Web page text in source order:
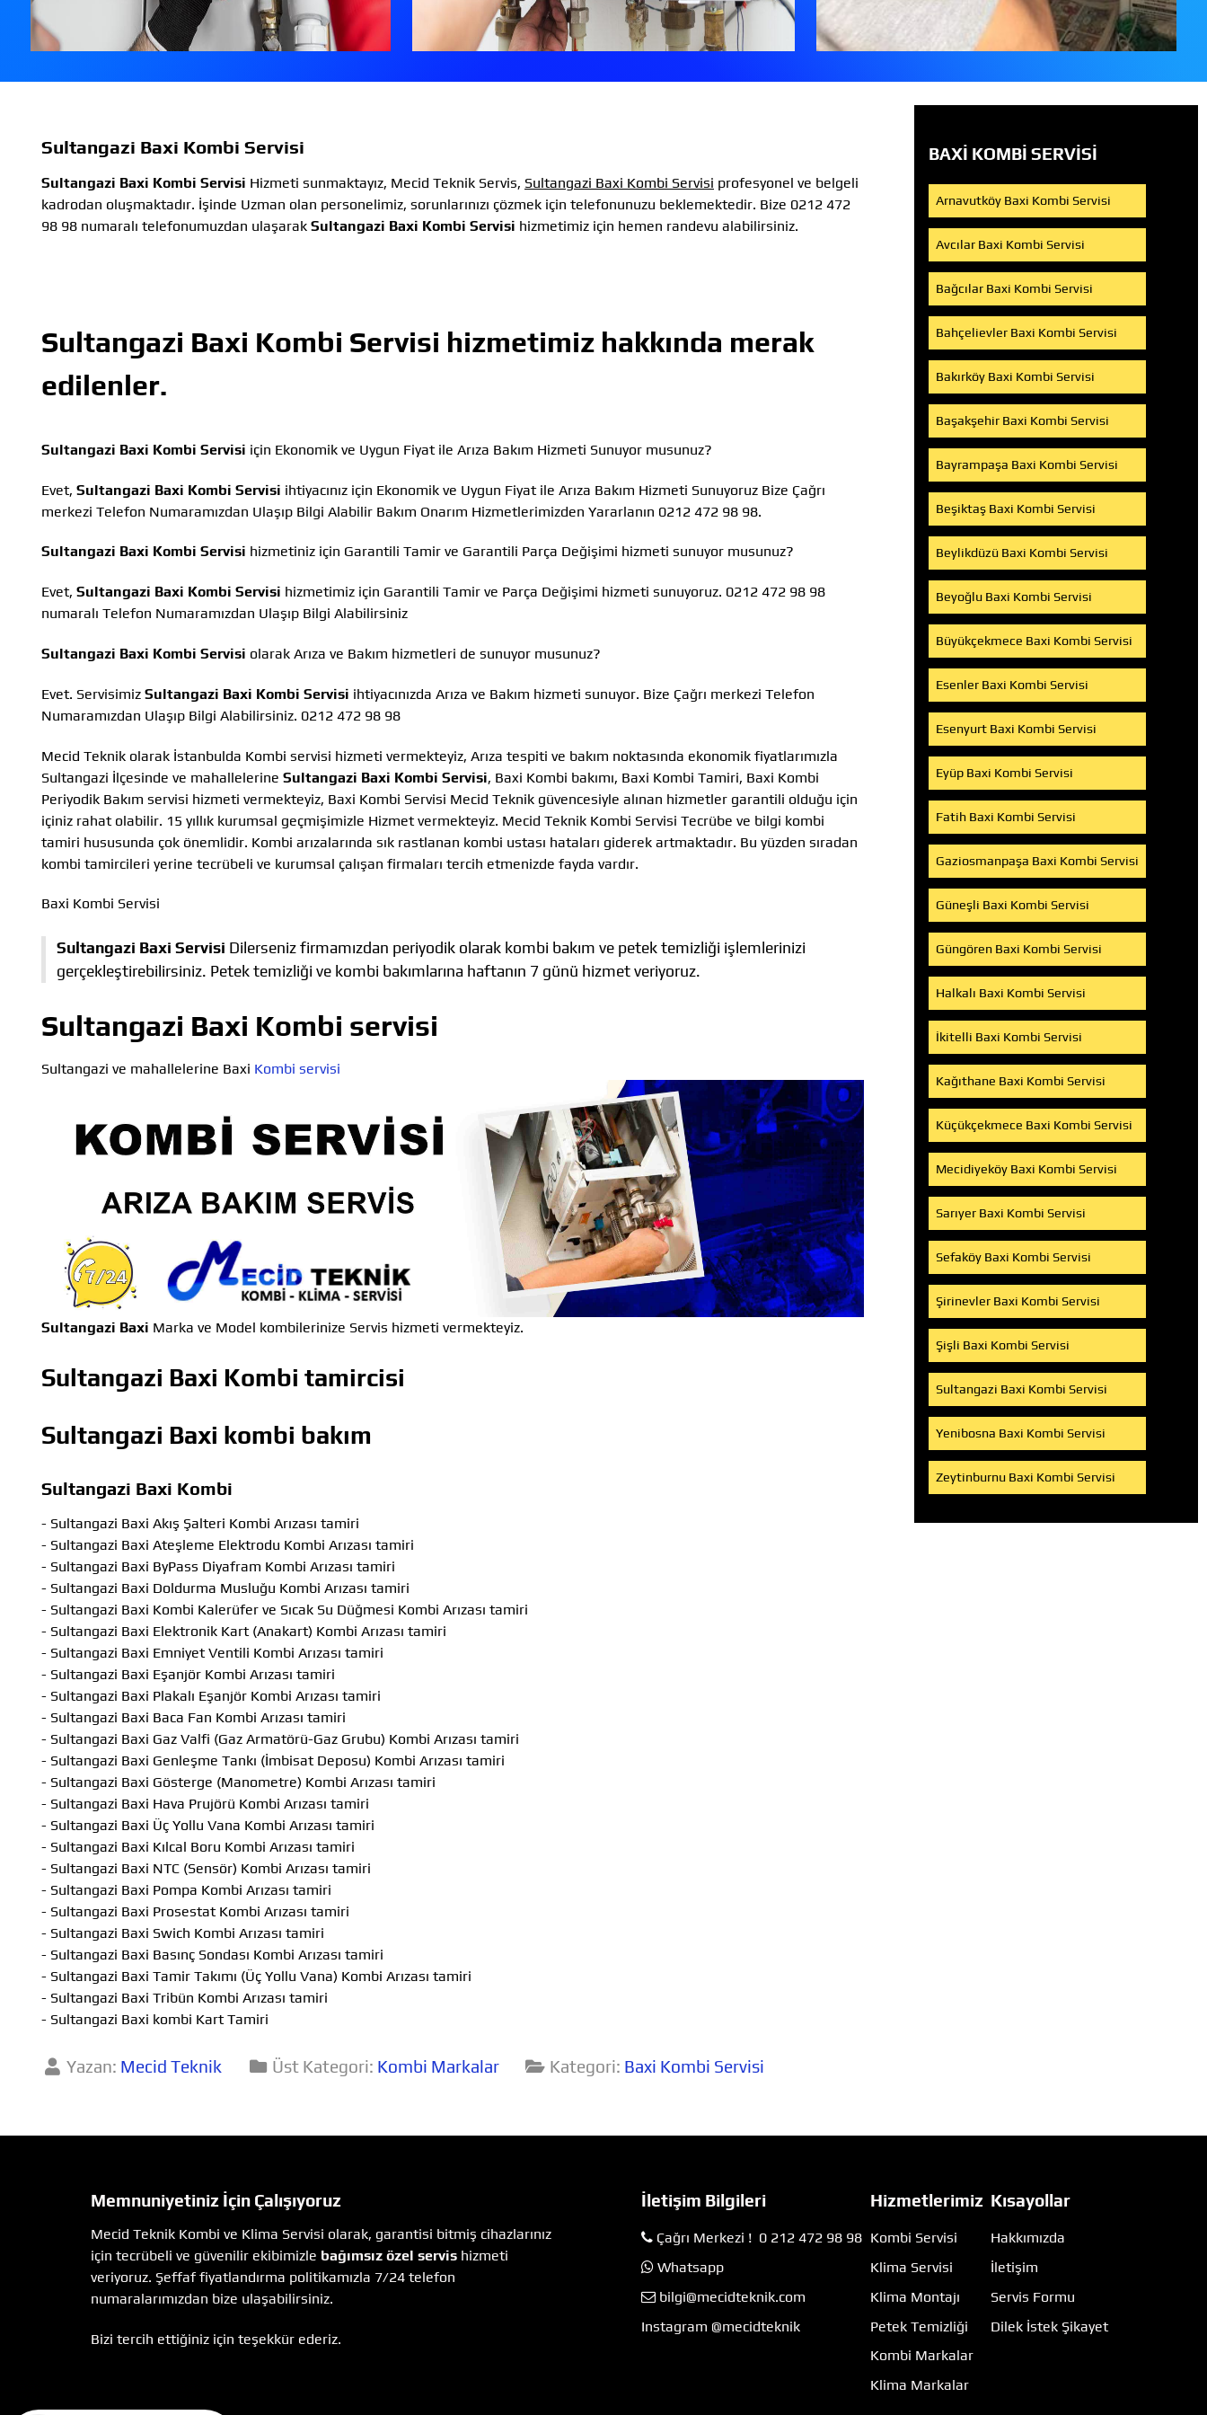
Sultangazi Baxi Kombi Servisi
Sultangazi Baxi Kombi Servisi Hizmeti sunmaktayız, Mecid Teknik Servis, Sultangazi Baxi Kombi Servisi profesyonel ve belgeli
kadrodan oluşmaktadır. İşinde Uzman olan personelimiz, sorunlarınızı çözmek için telefonunuzu beklemektedir. Bize 0212 472
98 98 numaralı telefonumuzdan ulaşarak Sultangazi Baxi Kombi Servisi hizmetimiz için hemen randevu alabilirsiniz.
Sultangazi Baxi Kombi Servisi hizmetimiz hakkında merak
edilenler.
Sultangazi Baxi Kombi Servisi için Ekonomik ve Uygun Fiyat ile Arıza Bakım Hizmeti Sunuyor musunuz?
Evet, Sultangazi Baxi Kombi Servisi ihtiyacınız için Ekonomik ve Uygun Fiyat ile Arıza Bakım Hizmeti Sunuyoruz Bize Çağrı
merkezi Telefon Numaramızdan Ulaşıp Bilgi Alabilir Bakım Onarım Hizmetlerimizden Yararlanın 0212 472 98 98.
Sultangazi Baxi Kombi Servisi hizmetiniz için Garantili Tamir ve Garantili Parça Değişimi hizmeti sunuyor musunuz?
Evet, Sultangazi Baxi Kombi Servisi hizmetimiz için Garantili Tamir ve Parça Değişimi hizmeti sunuyoruz. 0212 472 98 98
numaralı Telefon Numaramızdan Ulaşıp Bilgi Alabilirsiniz
Sultangazi Baxi Kombi Servisi olarak Arıza ve Bakım hizmetleri de sunuyor musunuz?
Evet. Servisimiz Sultangazi Baxi Kombi Servisi ihtiyacınızda Arıza ve Bakım hizmeti sunuyor. Bize Çağrı merkezi Telefon
Numaramızdan Ulaşıp Bilgi Alabilirsiniz. 0212 472 98 98
Mecid Teknik olarak İstanbulda Kombi servisi hizmeti vermekteyiz, Arıza tespiti ve bakım noktasında ekonomik fiyatlarımızla
Sultangazi İlçesinde ve mahallelerine Sultangazi Baxi Kombi Servisi, Baxi Kombi bakımı, Baxi Kombi Tamiri, Baxi Kombi
Periyodik Bakım servisi hizmeti vermekteyiz, Baxi Kombi Servisi Mecid Teknik güvencesiyle alınan hizmetler garantili olduğu için
içiniz rahat olabilir. 15 yıllık kurumsal geçmişimizle Hizmet vermekteyiz. Mecid Teknik Kombi Servisi Tecrübe ve bilgi kombi
tamiri hususunda çok önemlidir. Kombi arızalarında sık rastlanan kombi ustası hataları giderek artmaktadır. Bu yüzden sıradan
kombi tamircileri yerine tecrübeli ve kurumsal çalışan firmaları tercih etmenizde fayda vardır.
Baxi Kombi Servisi
Sultangazi Baxi Servisi Dilerseniz firmamızdan periyodik olarak kombi bakım ve petek temizliği işlemlerinizi
gerçekleştirebilirsiniz. Petek temizliği ve kombi bakımlarına haftanın 7 günü hizmet veriyoruz.
Sultangazi Baxi Kombi servisi
Sultangazi ve mahallelerine Baxi Kombi servisi
Sultangazi Baxi Marka ve Model kombilerinize Servis hizmeti vermekteyiz.
Sultangazi Baxi Kombi tamircisi
Sultangazi Baxi kombi bakım
Sultangazi Baxi Kombi
- Sultangazi Baxi Akış Şalteri Kombi Arızası tamiri
- Sultangazi Baxi Ateşleme Elektrodu Kombi Arızası tamiri
- Sultangazi Baxi ByPass Diyafram Kombi Arızası tamiri
- Sultangazi Baxi Doldurma Musluğu Kombi Arızası tamiri
- Sultangazi Baxi Kombi Kalerüfer ve Sıcak Su Düğmesi Kombi Arızası tamiri
- Sultangazi Baxi Elektronik Kart (Anakart) Kombi Arızası tamiri
- Sultangazi Baxi Emniyet Ventili Kombi Arızası tamiri
- Sultangazi Baxi Eşanjör Kombi Arızası tamiri
- Sultangazi Baxi Plakalı Eşanjör Kombi Arızası tamiri
- Sultangazi Baxi Baca Fan Kombi Arızası tamiri
- Sultangazi Baxi Gaz Valfi (Gaz Armatörü-Gaz Grubu) Kombi Arızası tamiri
- Sultangazi Baxi Genleşme Tankı (İmbisat Deposu) Kombi Arızası tamiri
- Sultangazi Baxi Gösterge (Manometre) Kombi Arızası tamiri
- Sultangazi Baxi Hava Prujörü Kombi Arızası tamiri
- Sultangazi Baxi Üç Yollu Vana Kombi Arızası tamiri
- Sultangazi Baxi Kılcal Boru Kombi Arızası tamiri
- Sultangazi Baxi NTC (Sensör) Kombi Arızası tamiri
- Sultangazi Baxi Pompa Kombi Arızası tamiri
- Sultangazi Baxi Prosestat Kombi Arızası tamiri
- Sultangazi Baxi Swich Kombi Arızası tamiri
- Sultangazi Baxi Basınç Sondası Kombi Arızası tamiri
- Sultangazi Baxi Tamir Takımı (Üç Yollu Vana) Kombi Arızası tamiri
- Sultangazi Baxi Tribün Kombi Arızası tamiri
- Sultangazi Baxi kombi Kart Tamiri
Yazan: Mecid Teknik Üst Kategori: Kombi Markalar Kategori: Baxi Kombi Servisi
BAXI KOMBI SERVISI
Arnavutköy Baxi Kombi Servisi
Avcılar Baxi Kombi Servisi
Bağcılar Baxi Kombi Servisi
Bahçelievler Baxi Kombi Servisi
Bakırköy Baxi Kombi Servisi
Başakşehir Baxi Kombi Servisi
Bayrampaşa Baxi Kombi Servisi
Beşiktaş Baxi Kombi Servisi
Beylikdüzü Baxi Kombi Servisi
Beyoğlu Baxi Kombi Servisi
Büyükçekmece Baxi Kombi Servisi
Esenler Baxi Kombi Servisi
Esenyurt Baxi Kombi Servisi
Eyüp Baxi Kombi Servisi
Fatih Baxi Kombi Servisi
Gaziosmanpaşa Baxi Kombi Servisi
Güneşli Baxi Kombi Servisi
Güngören Baxi Kombi Servisi
Halkalı Baxi Kombi Servisi
İkitelli Baxi Kombi Servisi
Kağıthane Baxi Kombi Servisi
Küçükçekmece Baxi Kombi Servisi
Mecidiyeköy Baxi Kombi Servisi
Sarıyer Baxi Kombi Servisi
Sefaköy Baxi Kombi Servisi
Şirinevler Baxi Kombi Servisi
Şişli Baxi Kombi Servisi
Sultangazi Baxi Kombi Servisi
Yenibosna Baxi Kombi Servisi
Zeytinburnu Baxi Kombi Servisi
Memnuniyetiniz İçin Çalışıyoruz
Mecid Teknik Kombi ve Klima Servisi olarak, garantisi bitmiş cihazlarınız
için tecrübeli ve güvenilir ekibimizle bağımsız özel servis hizmeti
veriyoruz. Şeffaf fiyatlandırma politikamızla 7/24 telefon
numaralarımızdan bize ulaşabilirsiniz.
Bizi tercih ettiğiniz için teşekkür ederiz.
İletişim Bilgileri
Çağrı Merkezi ! 0 212 472 98 98
Whatsapp
bilgi@mecidteknik.com
Instagram @mecidteknik
Hizmetlerimiz
Kombi Servisi
Klima Servisi
Klima Montajı
Petek Temizliği
Kombi Markalar
Klima Markalar
Kısayollar
Hakkımızda
İletişim
Servis Formu
Dilek İstek Şikayet